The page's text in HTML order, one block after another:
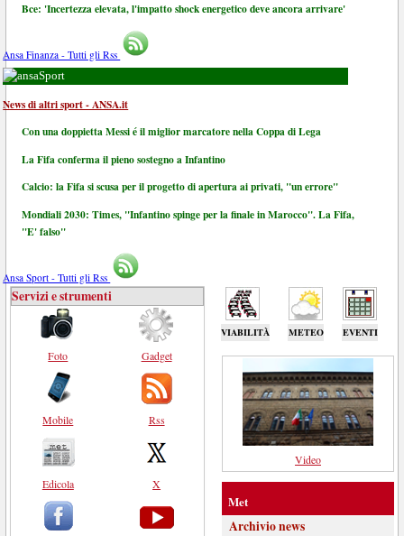
Bce: 'Incertezza elevata, l'impatto shock energetico deve ancora arrivare'
Ansa Finanza - Tutti gli Rss
Sport
News di altri sport - ANSA.it
Con una doppietta Messi é il miglior marcatore nella Coppa di Lega
La Fifa conferma il pieno sostegno a Infantino
Calcio: la Fifa si scusa per il progetto di apertura ai privati, "un errore"
Mondiali 2030: Times, "Infantino spinge per la finale in Marocco". La Fifa,
"E' falso"
Ansa Sport - Tutti gli Rss
VIABILITÀ METEO EVENTI
Servizi e strumenti
Foto
Mobile
Edicola
Gadget
Rss
X
Video
Met
Archivio news